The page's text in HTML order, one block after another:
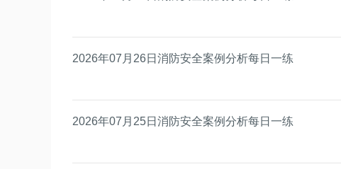
2026年07月26日消防安全案例分析每日一练
2026年07月25日消防安全案例分析每日一练